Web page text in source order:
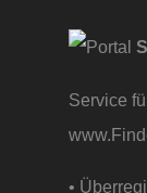
Service
•